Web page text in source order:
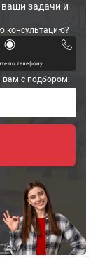
ваши задачи и
консультацию?
по телефону
с подбором: